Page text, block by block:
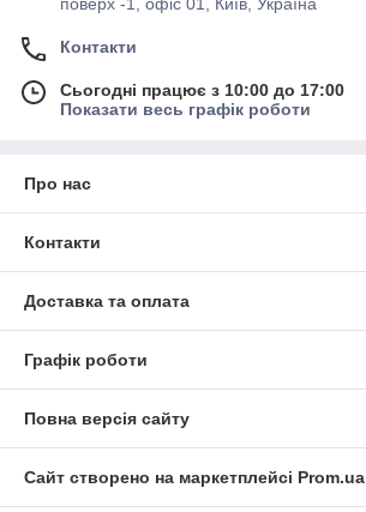
Контакти
Сьогодні працює з 10:00 до 17:00
Показати весь графік роботи
Про нас
Контакти
Доставка та оплата
Графік роботи
Повна версія сайту
Сайт створено на маркетплейсі Prom.ua